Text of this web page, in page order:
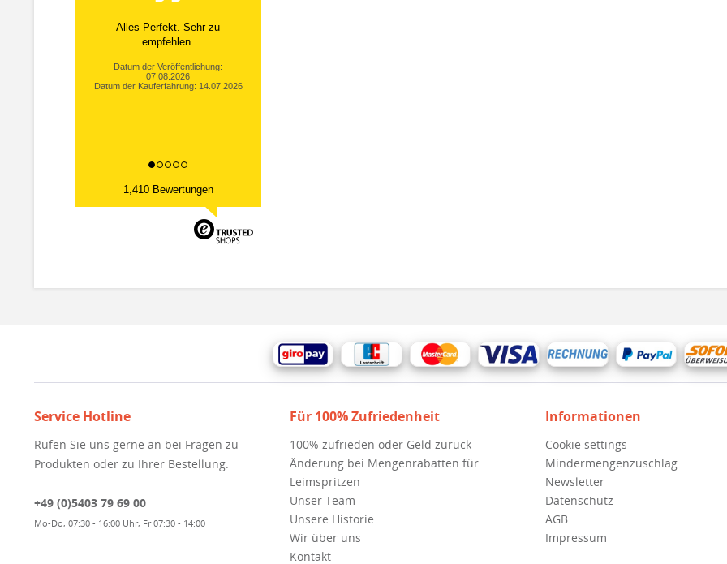
Alles Perfekt. Sehr zu
empfehlen.
Datum der Veröffentlichung:
07.08.2026
Datum der Kauferfahrung: 14.07.2026
1,410 Bewertungen
Service Hotline
Rufen Sie uns gerne an bei Fragen zu
Produkten oder zu Ihrer Bestellung:
+49 (0)5403 79 69 00
Mo-Do, 07:30 - 16:00 Uhr, Fr 07:30 - 14:00
Für 100% Zufriedenheit
100% zufrieden oder Geld zurück
Änderung bei Mengenrabatten für
Leimspritzen
Unser Team
Unsere Historie
Wir über uns
Kontakt
Informationen
Cookie settings
Mindermengenzuschlag
Newsletter
Datenschutz
AGB
Impressum